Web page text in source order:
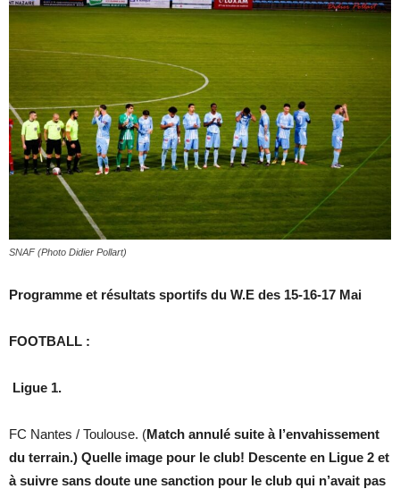
SNAF (Photo Didier Pollart)
Programme et résultats sportifs du W.E des 15-16-17 Mai
FOOTBALL :
Ligue 1.
FC Nantes / Toulouse. (Match annulé suite à l’envahissement
du terrain.) Quelle image pour le club! Descente en Ligue 2 et
à suivre sans doute une sanction pour le club qui n’avait pas